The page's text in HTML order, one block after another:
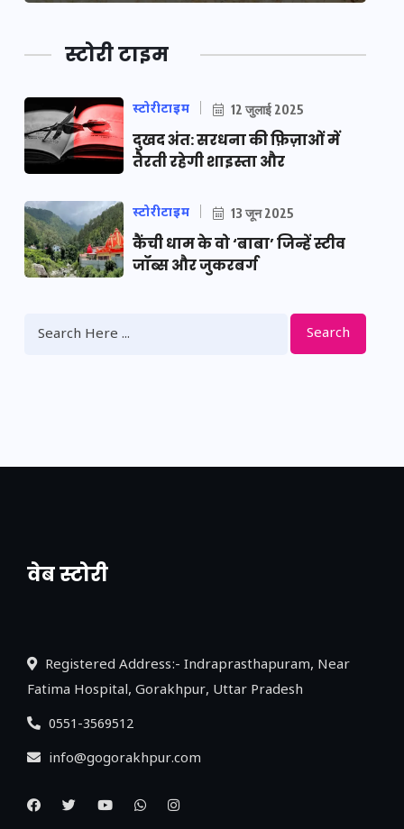
स्टोरी टाइम
स्टोरीटाइम 12 जुलाई 2025
दुखद अंत: सरधना की फ़िज़ाओं में
तैरती रहेगी शाइस्ता और
स्टोरीटाइम 13 जून 2025
कैंची धाम के वो ‘बाबा’ जिन्हें स्टीव
जॉब्स और जुकरबर्ग
Search
वेब स्टोरी
नया एक्सप्रेसवे: पूर्वांचल का लक, डेवलपमेंट का
Registered Address:- Indraprasthapuram, Near
Fatima Hospital, Gorakhpur, Uttar Pradesh
0551-3569512
info@gogorakhpur.com